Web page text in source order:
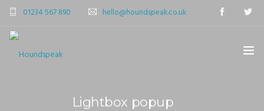
01234 567 890 hello@houndspeak.co.uk
Lightbox popup